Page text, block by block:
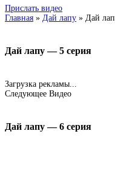
Прислать видео
Главная » Дай лапу » Дай
Дай лапу — 5 серия
Загрузка рекламы...
Следующее Видео
Дай лапу — 6 серия